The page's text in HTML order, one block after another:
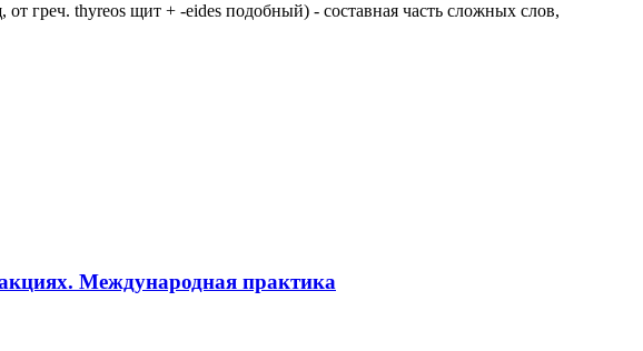
греч. thyreos щит + -eides подобный) - составная часть сложных слов,
Международная практика